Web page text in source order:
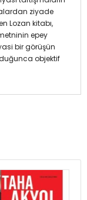
ziyade
Lozan kitabı,
epey
bir görüşün
objektif